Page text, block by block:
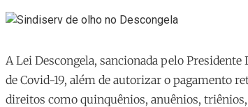
A Lei Descongela, sancionada pelo
de Covid-19, além de autorizar o pagamento
direitos como quinquênios, anuênios,